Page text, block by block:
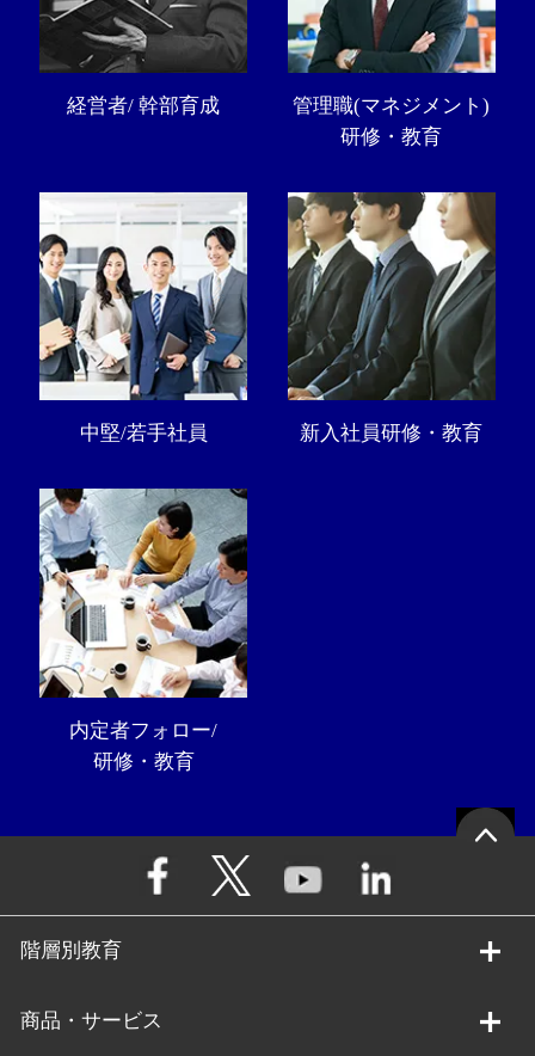
経営者/ 幹部育成
管理職(マネジメント)
研修・教育
中堅/若手社員 新入社員研修・教育
内定者フォロー/
研修・教育
階層別教育
商品・サービス